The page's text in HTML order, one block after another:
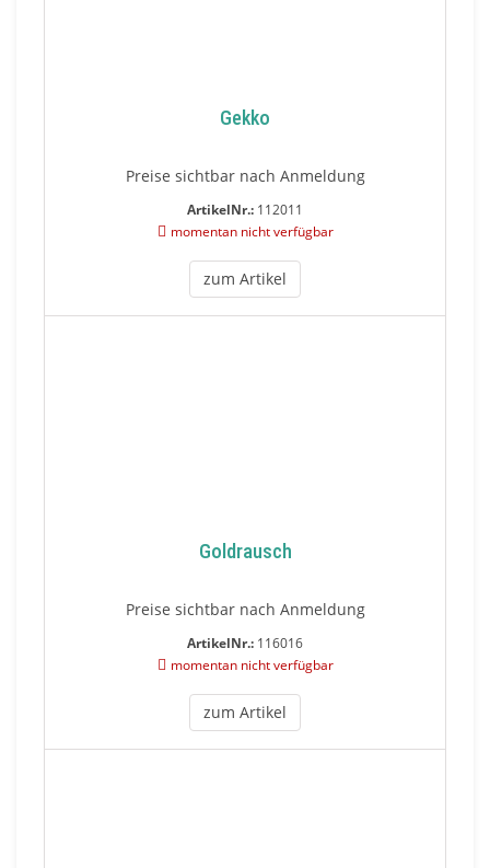
Gekko
Preise sichtbar nach Anmeldung
ArtikelNr.: 112011
momentan nicht verfügbar
zum Artikel
Goldrausch
Preise sichtbar nach Anmeldung
ArtikelNr.: 116016
momentan nicht verfügbar
zum Artikel